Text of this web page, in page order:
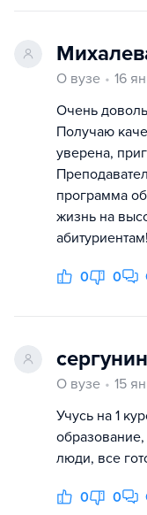
О вузе
16
Очень
Получаю
уверена,
программа
жизнь на
абитуриентам!
0 0
О вузе
15
Учусь на 1
люди, все
0 0